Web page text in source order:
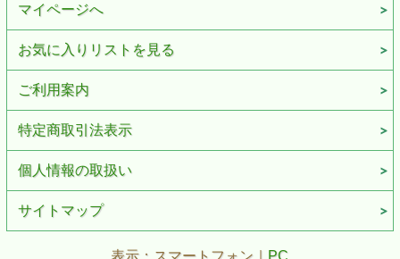
マイページへ
お気に入りリストを見る
ご利用案内
特定商取引法表示
個人情報の取扱い
サイトマップ
表示：スマートフォン｜ PC